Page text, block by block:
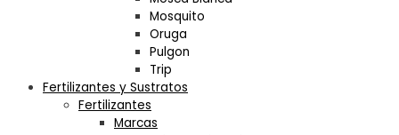
Mosquito
Oruga
Pulgon
Trip
Fertilizantes y Sustratos
Fertilizantes
Marcas